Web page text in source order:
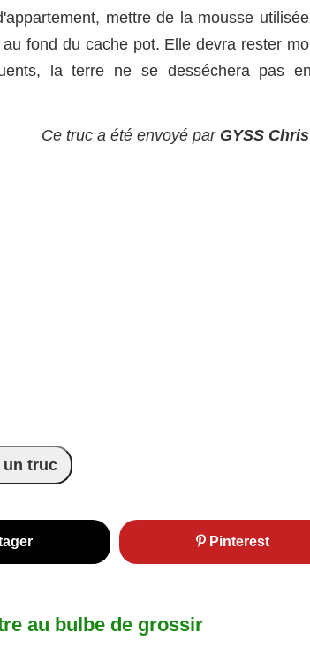
mettre de la mousse
fond du cache pot. Elle devra rester
la terre ne se desséchera pas
Ce truc a été envoyé par GYSS
un truc
Pinterest
au bulbe de grossir